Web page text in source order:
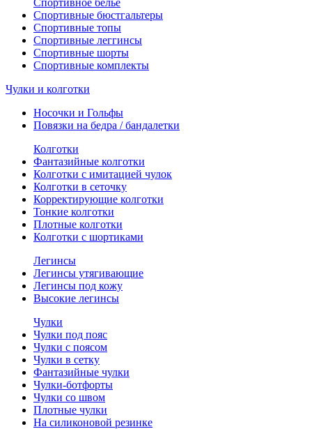
Спортивное белье
Спортивные бюстгальтеры
Спортивные топы
Спортивные леггинсы
Спортивные шорты
Спортивные комплекты
Чулки и колготки
Носочки и Гольфы
Повязки на бедра / бандалетки
Колготки
Фантазийные колготки
Колготки с имитацией чулок
Колготки в сеточку
Корректирующие колготки
Тонкие колготки
Плотные колготки
Колготки с шортиками
Легинсы
Легинсы утягивающие
Легинсы под кожу
Высокие легинсы
Чулки
Чулки под пояс
Чулки с поясом
Чулки в сетку
Фантазийные чулки
Чулки-ботфорты
Чулки со швом
Плотные чулки
На силиконовой резинке